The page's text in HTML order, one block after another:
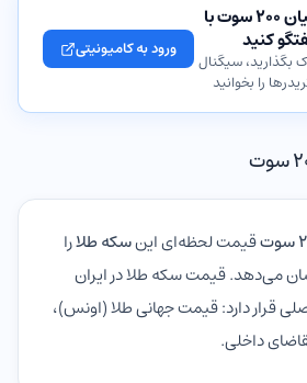
درباره سکه پارسیان ۲۰۰ سوت با
کنید
بگذارید، سیگنال
را بخوانید
ورود به کامیونیتی
قیمت لحظه‌ای اینسکه طلارا
می‌دهد. قیمت سکه طلا در ایران
قرار دارد: قیمت جهانی طلا (اونس)،
داخلی.